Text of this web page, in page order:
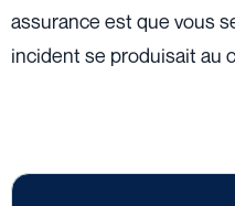
assurance est que vous
incident se produisait au